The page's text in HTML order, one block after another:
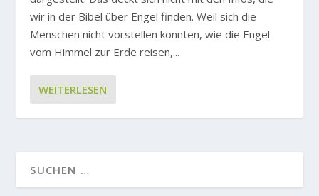
wir in der Bibel über Engel finden. Weil sich die
Menschen nicht vorstellen konnten, wie die Engel
vom Himmel zur Erde reisen,...
WEITERLESEN